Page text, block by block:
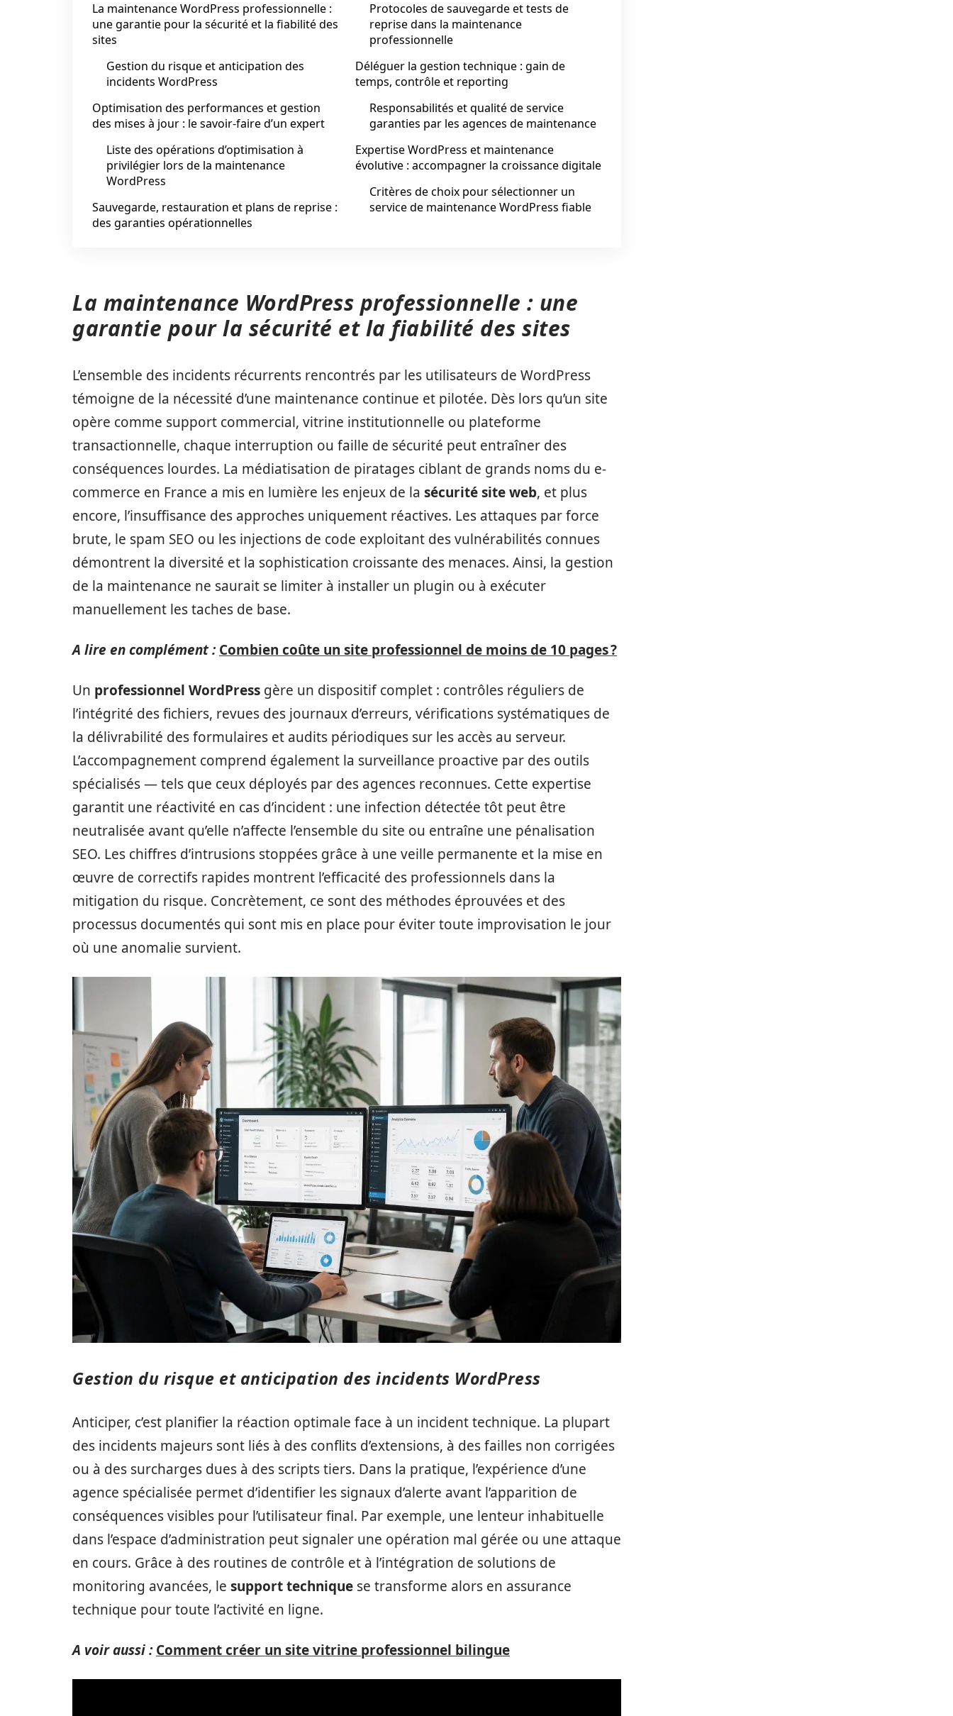
La maintenance WordPress professionnelle :
une garantie pour la sécurité et la fiabilité des
sites
Gestion du risque et anticipation des
incidents WordPress
Optimisation des performances et gestion
des mises à jour : le savoir-faire d’un expert
Liste des opérations d’optimisation à
privilégier lors de la maintenance
WordPress
Sauvegarde, restauration et plans de reprise :
des garanties opérationnelles
Protocoles de sauvegarde et tests de
reprise dans la maintenance
professionnelle
Déléguer la gestion technique : gain de
temps, contrôle et reporting
Responsabilités et qualité de service
garanties par les agences de maintenance
Expertise WordPress et maintenance
évolutive : accompagner la croissance digitale
Critères de choix pour sélectionner un
service de maintenance WordPress fiable
La maintenance WordPress professionnelle : une
garantie pour la sécurité et la fiabilité des sites
L’ensemble des incidents récurrents rencontrés par les utilisateurs de WordPress
témoigne de la nécessité d’une maintenance continue et pilotée. Dès lors qu’un site
opère comme support commercial, vitrine institutionnelle ou plateforme
transactionnelle, chaque interruption ou faille de sécurité peut entraîner des
conséquences lourdes. La médiatisation de piratages ciblant de grands noms du e-
commerce en France a mis en lumière les enjeux de la sécurité site web, et plus
encore, l’insuffisance des approches uniquement réactives. Les attaques par force
brute, le spam SEO ou les injections de code exploitant des vulnérabilités connues
démontrent la diversité et la sophistication croissante des menaces. Ainsi, la gestion
de la maintenance ne saurait se limiter à installer un plugin ou à exécuter
manuellement les taches de base.
A lire en complément : Combien coûte un site professionnel de moins de 10 pages ?
Un professionnel WordPress gère un dispositif complet : contrôles réguliers de
l’intégrité des fichiers, revues des journaux d’erreurs, vérifications systématiques de
la délivrabilité des formulaires et audits périodiques sur les accès au serveur.
L’accompagnement comprend également la surveillance proactive par des outils
spécialisés — tels que ceux déployés par des agences reconnues. Cette expertise
garantit une réactivité en cas d’incident : une infection détectée tôt peut être
neutralisée avant qu’elle n’affecte l’ensemble du site ou entraîne une pénalisation
SEO. Les chiffres d’intrusions stoppées grâce à une veille permanente et la mise en
œuvre de correctifs rapides montrent l’efficacité des professionnels dans la
mitigation du risque. Concrètement, ce sont des méthodes éprouvées et des
processus documentés qui sont mis en place pour éviter toute improvisation le jour
où une anomalie survient.
Gestion du risque et anticipation des incidents WordPress
Anticiper, c’est planifier la réaction optimale face à un incident technique. La plupart
des incidents majeurs sont liés à des conflits d’extensions, à des failles non corrigées
ou à des surcharges dues à des scripts tiers. Dans la pratique, l’expérience d’une
agence spécialisée permet d’identifier les signaux d’alerte avant l’apparition de
conséquences visibles pour l’utilisateur final. Par exemple, une lenteur inhabituelle
dans l’espace d’administration peut signaler une opération mal gérée ou une attaque
en cours. Grâce à des routines de contrôle et à l’intégration de solutions de
monitoring avancées, le support technique se transforme alors en assurance
technique pour toute l’activité en ligne.
A voir aussi : Comment créer un site vitrine professionnel bilingue